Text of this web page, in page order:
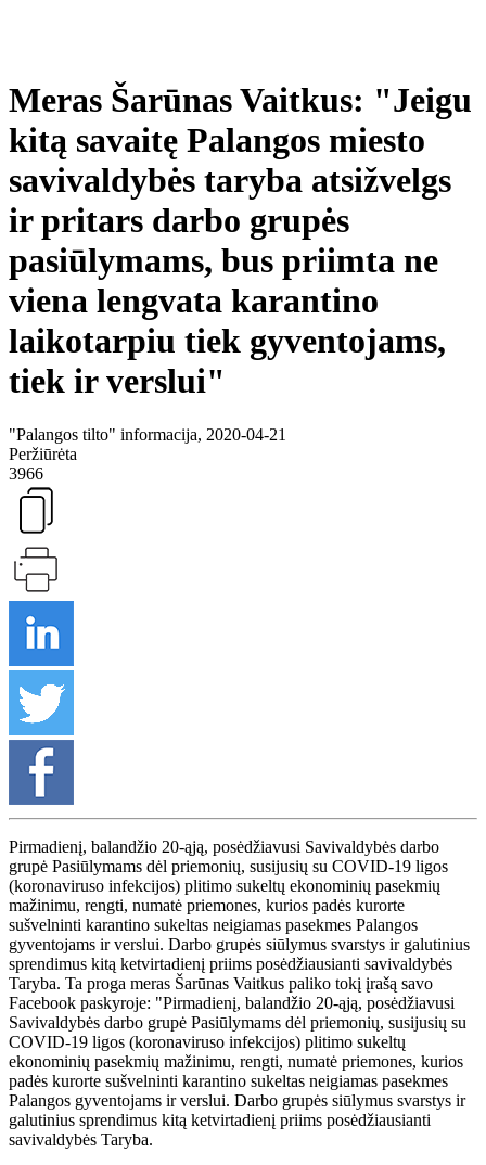
Meras Šarūnas Vaitkus: "Jeigu
kitą savaitę Palangos miesto
savivaldybės taryba atsižvelgs
ir pritars darbo grupės
pasiūlymams, bus priimta ne
viena lengvata karantino
laikotarpiu tiek gyventojams,
tiek ir verslui"
"Palangos tilto" informacija, 2020-04-21
Peržiūrėta
3966
Pirmadienį, balandžio 20-ąją, posėdžiavusi Savivaldybės darbo
grupė Pasiūlymams dėl priemonių, susijusių su COVID-19 ligos
(koronaviruso infekcijos) plitimo sukeltų ekonominių pasekmių
mažinimu, rengti, numatė priemones, kurios padės kurorte
sušvelninti karantino sukeltas neigiamas pasekmes Palangos
gyventojams ir verslui. Darbo grupės siūlymus svarstys ir galutinius
sprendimus kitą ketvirtadienį priims posėdžiausianti savivaldybės
Taryba. Ta proga meras Šarūnas Vaitkus paliko tokį įrašą savo
Facebook paskyroje: "Pirmadienį, balandžio 20-ąją, posėdžiavusi
Savivaldybės darbo grupė Pasiūlymams dėl priemonių, susijusių su
COVID-19 ligos (koronaviruso infekcijos) plitimo sukeltų
ekonominių pasekmių mažinimu, rengti, numatė priemones, kurios
padės kurorte sušvelninti karantino sukeltas neigiamas pasekmes
Palangos gyventojams ir verslui. Darbo grupės siūlymus svarstys ir
galutinius sprendimus kitą ketvirtadienį priims posėdžiausianti
savivaldybės Taryba.